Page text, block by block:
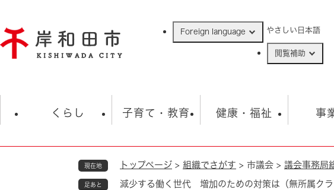
ジ
の
Foreign language やさしい日本語
閲覧補助
くらし
住民票・戸籍
子育て・教育
学校 子育て
健康・福祉
福祉・健康・生活
事
入
観光 市の概要
現在地 トップページ > 組織でさがす > 市議会 > 議会事務局
足あと 減少する働く世代 増加のための対策は（無所属